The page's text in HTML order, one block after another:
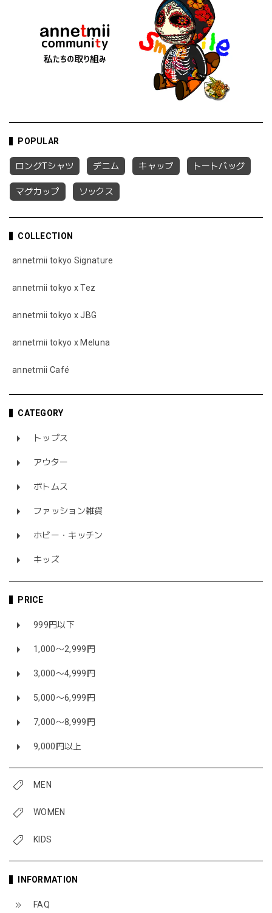
POPULAR
ロングTシャツ デニム キャップ トートバッグ
マグカップ ソックス
COLLECTION
annetmii tokyo Signature
annetmii tokyo x Tez
annetmii tokyo x JBG
annetmii tokyo x Meluna
annetmii Café
CATEGORY
トップス
アウター
ボトムス
ファッション雑貨
ホビー・キッチン
キッズ
PRICE
999円以下
1,000〜2,999円
3,000〜4,999円
5,000〜6,999円
7,000〜8,999円
9,000円以上
MEN
WOMEN
KIDS
INFORMATION
FAQ